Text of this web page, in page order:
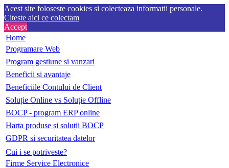
Acest site foloseste cookies si colecteaza informatii personale.
Citeste aici ce colectam
Accept
Home
Programare Web
Program gestiune si vanzari
Beneficii si avantaje
Beneficiile Contului de Client
Soluție Online vs Soluție Offline
BOCP - program ERP online
Harta produse și soluții BOCP
GDPR si securitatea datelor
Cui i se potriveste?
Firme Service Electronice